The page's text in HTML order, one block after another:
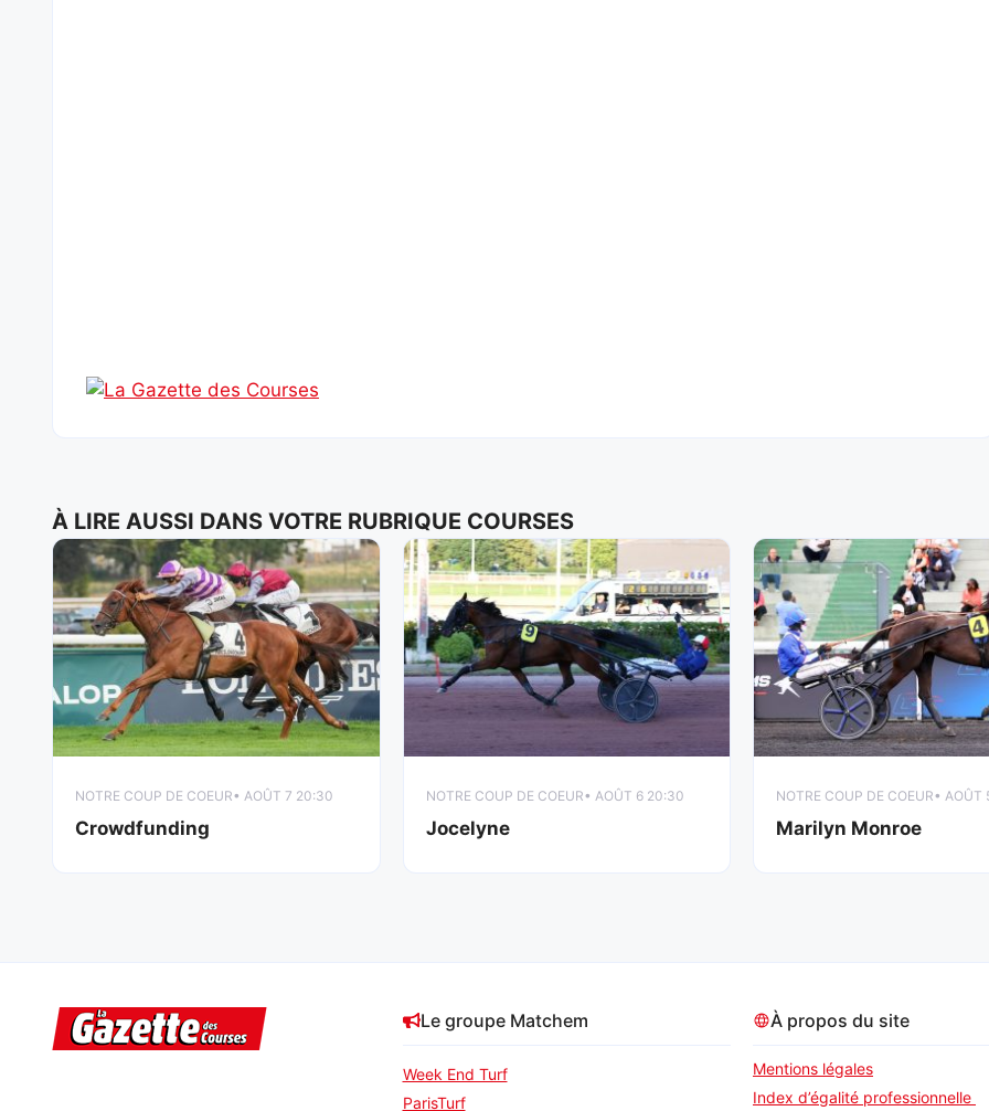
À LIRE AUSSI DANS VOTRE RUBRIQUE COURSES
NOTRE COUP DE COEUR• AOÛT 7 20:30
Crowdfunding
NOTRE COUP DE COEUR• AOÛT 6 20:30
Jocelyne
NOTRE COUP DE COEUR• AOÛT
Marilyn Monroe
Le groupe Matchem
Week End Turf
ParisTurf
À propos du site
Mentions légales
Index d’égalité professionnelle